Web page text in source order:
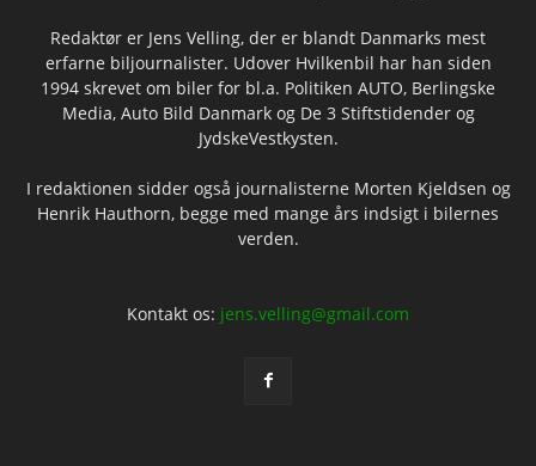
Redaktør er Jens Velling, der er blandt Danmarks mest
erfarne biljournalister. Udover Hvilkenbil har han siden
1994 skrevet om biler for bl.a. Politiken AUTO, Berlingske
Media, Auto Bild Danmark og De 3 Stiftstidender og
JydskeVestkysten.
I redaktionen sidder også journalisterne Morten Kjeldsen og
Henrik Hauthorn, begge med mange års indsigt i bilernes
verden.
Kontakt os: jens.velling@gmail.com